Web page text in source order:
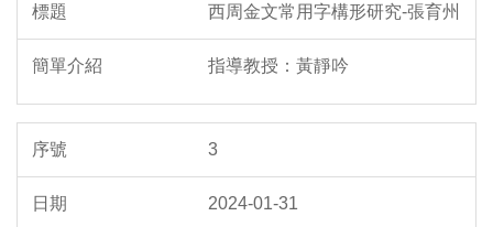
西周金文常用字構形研究-張育州
指導教授：黃靜吟
3
2024-01-31